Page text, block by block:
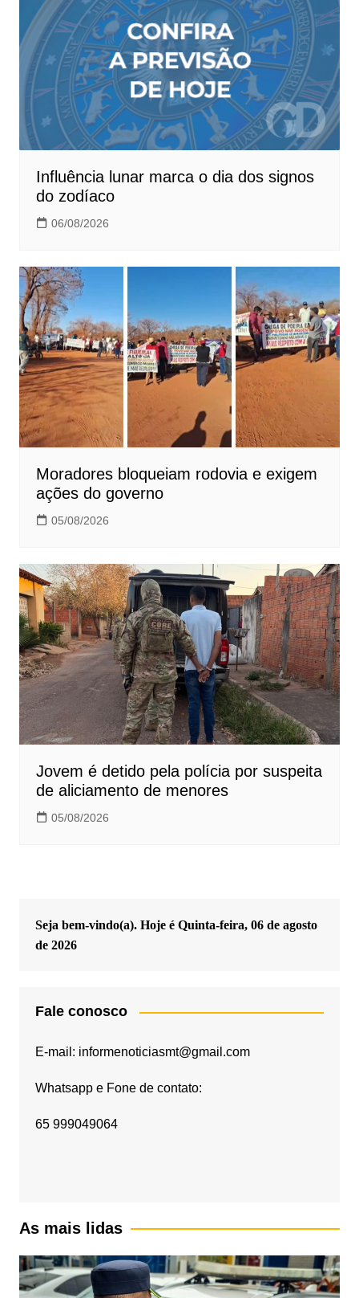
Influência lunar marca o dia dos signos
do zodíaco
06/08/2026
Moradores bloqueiam rodovia e exigem
ações do governo
05/08/2026
Jovem é detido pela polícia por suspeita
de aliciamento de menores
05/08/2026
Seja bem-vindo(a). Hoje é Quinta-feira, 06 de agosto
de 2026
Fale conosco
E-mail: informenoticiasmt@gmail.com
Whatsapp e Fone de contato:
65 999049064
As mais lidas